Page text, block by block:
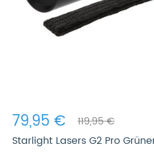
79,95 €
119,95 €
Starlight Lasers G2 Pro